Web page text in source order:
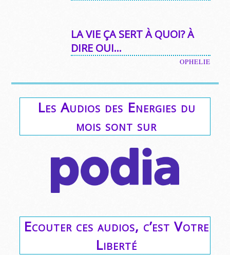
LA VIE ÇA SERT À QUOI? À
DIRE OUI…
OPHELIE
Les Audios des Energies du
mois sont sur
Ecouter ces audios, c’est Votre
Liberté